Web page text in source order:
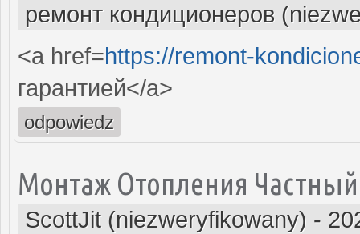
ремонт кондиционеров
<a href=https://remont-
гарантией</a>
odpowiedz
Монтаж Отопления
ScottJit (niezweryfikowany) -